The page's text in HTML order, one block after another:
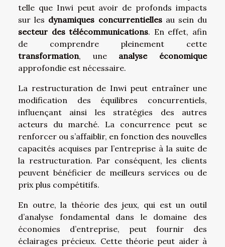
telle que Inwi peut avoir de profonds impacts
sur les dynamiques concurrentiellesau sein du
secteur des télécommunications. En effet, afin
de comprendre pleinement cette
transformation, une analyse économique
approfondie est nécessaire.
La restructuration de Inwi peut entraîner une
modification des équilibres concurrentiels,
influençant ainsi les stratégies des autres
acteurs du marché. La concurrence peut se
renforcer ou s’affaiblir, en fonction des nouvelles
capacités acquises par l’entreprise à la suite de
la restructuration. Par conséquent, les clients
peuvent bénéficier de meilleurs services ou de
prix plus compétitifs.
En outre, la théorie des jeux, qui est un outil
d’analyse fondamental dans le domaine des
économies d’entreprise, peut fournir des
éclairages précieux. Cette théorie peut aider à